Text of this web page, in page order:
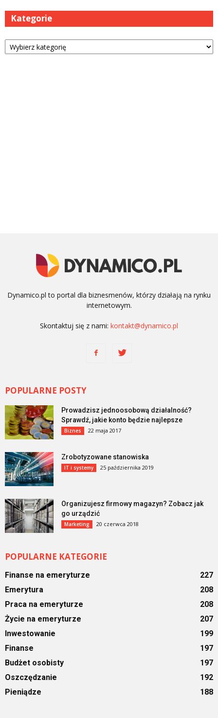
Kategorie
Kategorie
Dynamico.pl to portal dla biznesmenów, którzy działają na rynku
internetowym.
Skontaktuj się z nami: kontakt@dynamico.pl
POPULARNE POSTY
Prowadzisz jednoosobową działalność?
Sprawdź, jakie konto będzie najlepsze
Biznes 22 maja 2017
Zrobotyzowane stanowiska
IT i systemy 25 października 2019
Organizujesz firmowy magazyn? Zobacz jak
go urządzić
Marketing 20 czerwca 2018
POPULARNE KATEGORIE
Finanse na emeryturze
227
Emerytura
208
Praca na emeryturze
208
Życie na emeryturze
207
Inwestowanie
199
Finanse
197
Budżet osobisty
197
Oszczędzanie
192
Pieniądze
188